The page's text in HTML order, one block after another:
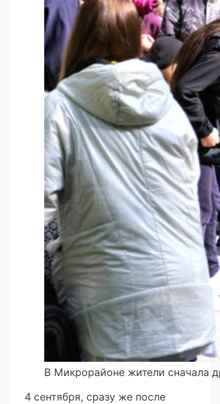
В Микрорайоне жители сначала
4 сентября, сразу же после